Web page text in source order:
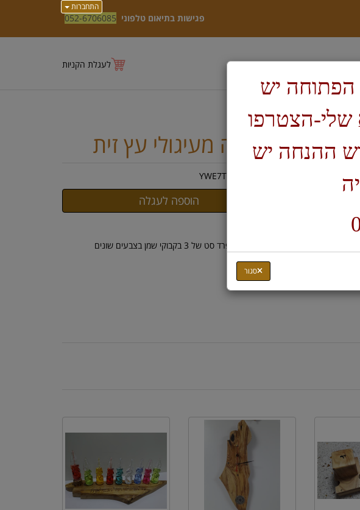
התחברות
פגישות בתיאום טלפוני 052-6706085
לעגלת הקניות
חנוכיה מעיגולי עץ זית
YWE7TH0VSI
ניתן לרכוש בנפרד סט של 3 בקבוקי שמן בצבעים שונים
הפתוחה יש
הייבוא שלי-הצטרפו
ההנחה יש
סגור